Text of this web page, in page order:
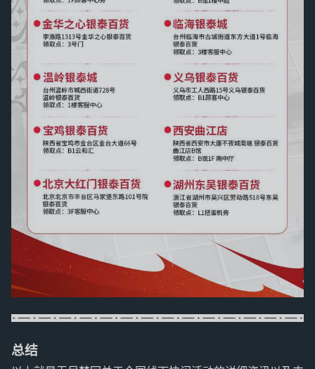
总结